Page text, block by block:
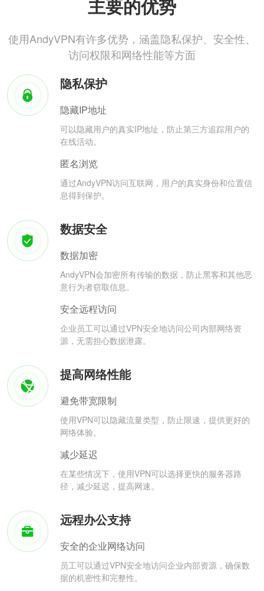
主要的优势
使用AndyVPN有许多优势，涵盖隐私保护、安全性、
访问权限和网络性能等方面
隐私保护
隐藏IP地址
可以隐藏用户的真实IP地址，防止第三方追踪用户的
在线活动。
匿名浏览
通过AndyVPN访问互联网，用户的真实身份和位置信
息得到保护。
数据安全
数据加密
AndyVPN会加密所有传输的数据，防止黑客和其他恶
意行为者窃取信息。
安全远程访问
企业员工可以通过VPN安全地访问公司内部网络资
源，无需担心数据泄露。
提高网络性能
避免带宽限制
使用VPN可以隐藏流量类型，防止限速，提供更好的
网络体验。
减少延迟
在某些情况下，使用VPN可以选择更快的服务器路
径，减少延迟，提高网速。
远程办公支持
安全的企业网络访问
员工可以通过VPN安全地访问企业内部资源，确保数
据的机密性和完整性。